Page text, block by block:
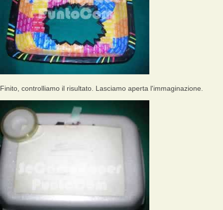
Finito, controlliamo il risultato. Lasciamo aperta l'immaginazione.